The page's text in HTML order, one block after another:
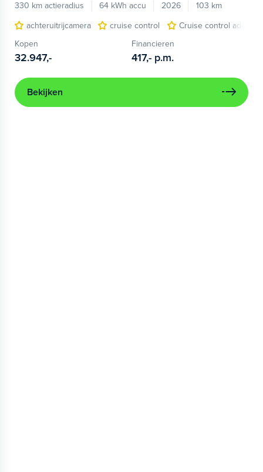
330 km actieradius
64 kWh accu 2026
103 km
achteruitrijcamera
cruise control
Cruise control adaptief
Kopen
32.947,-
Financieren
417,- p.m.
Bekijken